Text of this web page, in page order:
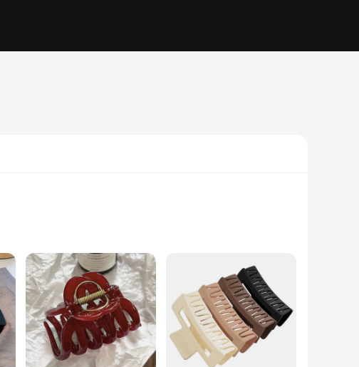
a secure grip, making them perfect for a variety of hair types
means they can withstand the wear and tear of everyday styling,
ensuring your hairstyle stays in place throughout the day.